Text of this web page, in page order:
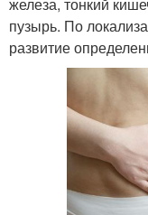
пузырь. По
развитие